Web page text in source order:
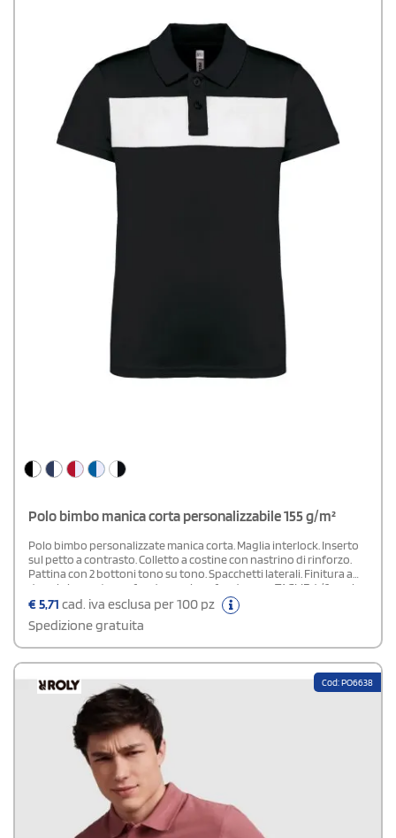
Polo bimbo manica corta personalizzabile 155 g/m²
Polo bimbo personalizzate manica corta. Maglia interlock. Inserto
sul petto a contrasto. Colletto a costine con nastrino di rinforzo.
Pattina con 2 bottoni tono su tono. Spacchetti laterali. Finitura a
doppia impuntura a fondo manica e fondo capo.TAGLIE: 4/6 anni,
6/8 anni, 8/10 anni, 10/12 anni, 12/14 anni.Composizione: 100%
€5,71 cad. iva esclusa per 100 pz
Spedizione gratuita
Cod: PO6638